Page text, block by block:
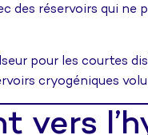
réservoirs qui ne
pour les courtes
cryogéniques
vers